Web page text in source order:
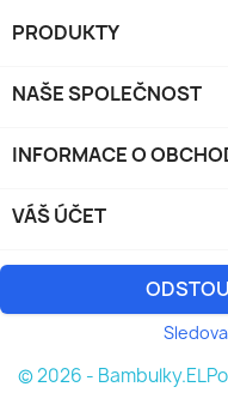
PRODUKTY
NAŠE SPOLEČNOST
INFORMACE O
VÁŠ ÚČET
© 2026 -